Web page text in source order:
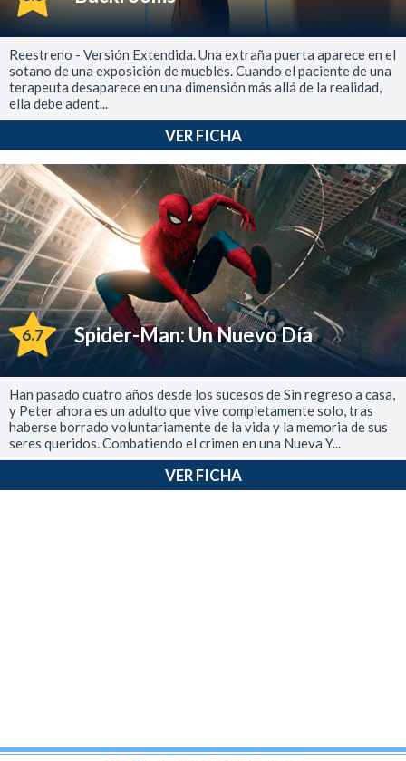
Reestreno - Versión Extendida. Una extraña puerta aparece en el
sotano de una exposición de muebles. Cuando el paciente de una
terapeuta desaparece en una dimensión más allá de la realidad,
ella debe adent...
VER FICHA
6.7 Spider-Man: Un Nuevo Día
Han pasado cuatro años desde los sucesos de Sin regreso a casa,
y Peter ahora es un adulto que vive completamente solo, tras
haberse borrado voluntariamente de la vida y la memoria de sus
seres queridos. Combatiendo el crimen en una Nueva Y...
VER FICHA